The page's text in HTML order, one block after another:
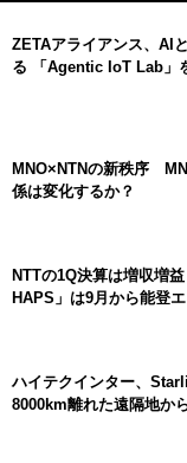
ZETAアライアンス、AI
る 「Agentic IoT Lab」
MNO×NTNの新秩序
係は変化するか？
NTTの1Q決算は増収増
HAPS」は9月から能登
ハイテクインター、
8000km離れた遠隔地か